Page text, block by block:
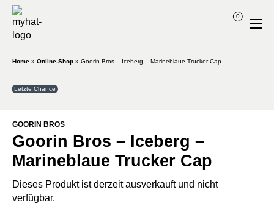
0
Home » Online-Shop » Goorin Bros – Iceberg – Marineblaue Trucker Cap
Letzte Chance
GOORIN BROS
Goorin Bros – Iceberg –
Marineblaue Trucker Cap
Dieses Produkt ist derzeit ausverkauft und nicht
verfügbar.